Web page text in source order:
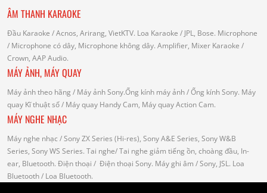
ÂM THANH KARAOKE
Đầu Karaoke / Acnos, Arirang, VietKTV. Loa Karaoke / JPL, Bose. Microphone
/ Microphone có dây, Microphone không dây. Amplifier, Mixer Karaoke /
Crown, AAP Audio.
MÁY ẢNH, MÁY QUAY
Máy ảnh theo hãng / Máy ảnh Sony.Ống kính máy ảnh / Ống kính Sony. Máy
quay Kĩ thuật số/ Máy quay Handy Cam, Máy quay Action Cam.
MÁY NGHE NHẠC
Máy nghe nhạc / Sony ZX Series (Hi-res), Sony A&E Series, Sony W&B
Series, Sony WS Series. Tai nghe/ Tai nghe giảm tiếng ồn, choàng đầu, In-
ear, Bluetooth. Điện thoại / Điện thoại Sony. Máy ghi âm / Sony, JSL. Loa
Bluetooth/ Loa Bluetooth.